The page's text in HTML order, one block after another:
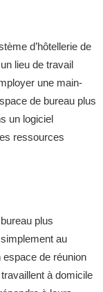
d’hôtellerie de
lieu de travail
une main-
de bureau plus
un logiciel
ressources
plus
au
espace de réunion
à domicile